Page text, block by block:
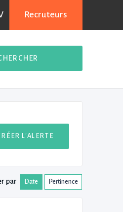
Recruteurs
L'ALERTE
par Date Pertinence